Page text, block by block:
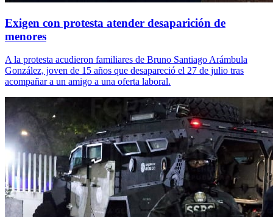
Exigen con protesta atender desaparición de
menores
A la protesta acudieron familiares de Bruno Santiago Arámbula
González, joven de 15 años que desapareció el 27 de julio tras
acompañar a un amigo a una oferta laboral.